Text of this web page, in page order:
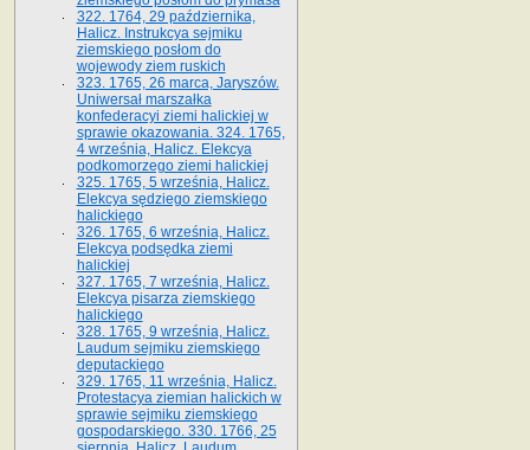
322. 1764, 29 października,
Halicz. Instrukcya sejmiku
ziemskiego posłom do
wojewody ziem ruskich
323. 1765, 26 marca, Jaryszów.
Uniwersał marszałka
konfederacyi ziemi halickiej w
sprawie okazowania. 324. 1765,
4 września, Halicz. Elekcya
podkomorzego ziemi halickiej
325. 1765, 5 września, Halicz.
Elekcya sędziego ziemskiego
halickiego
326. 1765, 6 września, Halicz.
Elekcya podsędka ziemi
halickiej
327. 1765, 7 września, Halicz.
Elekcya pisarza ziemskiego
halickiego
328. 1765, 9 września, Halicz.
Laudum sejmiku ziemskiego
deputackiego
329. 1765, 11 września, Halicz.
Protestacya ziemian halickich w
sprawie sejmiku ziemskiego
gospodarskiego. 330. 1766, 25